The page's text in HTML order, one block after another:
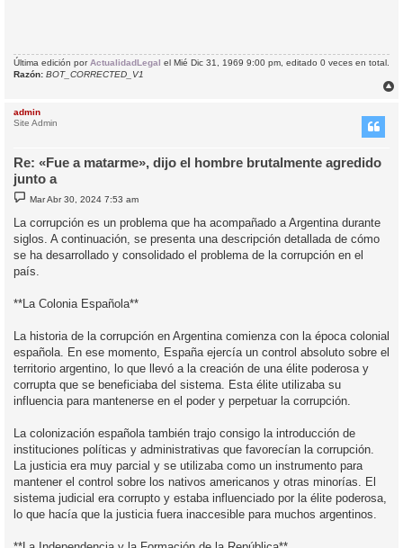
Última edición por ActualidadLegal el Mié Dic 31, 1969 9:00 pm, editado 0 veces en total.
Razón: BOT_CORRECTED_V1
admin
Site Admin
Re: «Fue a matarme», dijo el hombre brutalmente agredido
junto a
M
e
s
a
j
e
Mar Abr 30, 2024 7:53 am
La corrupción es un problema que ha acompañado a Argentina durante
siglos. A continuación, se presenta una descripción detallada de cómo
se ha desarrollado y consolidado el problema de la corrupción en el
país.
**La Colonia Española**
La historia de la corrupción en Argentina comienza con la época colonial
española. En ese momento, España ejercía un control absoluto sobre el
territorio argentino, lo que llevó a la creación de una élite poderosa y
corrupta que se beneficiaba del sistema. Esta élite utilizaba su
influencia para mantenerse en el poder y perpetuar la corrupción.
La colonización española también trajo consigo la introducción de
instituciones políticas y administrativas que favorecían la corrupción.
La justicia era muy parcial y se utilizaba como un instrumento para
mantener el control sobre los nativos americanos y otras minorías. El
sistema judicial era corrupto y estaba influenciado por la élite poderosa,
lo que hacía que la justicia fuera inaccesible para muchos argentinos.